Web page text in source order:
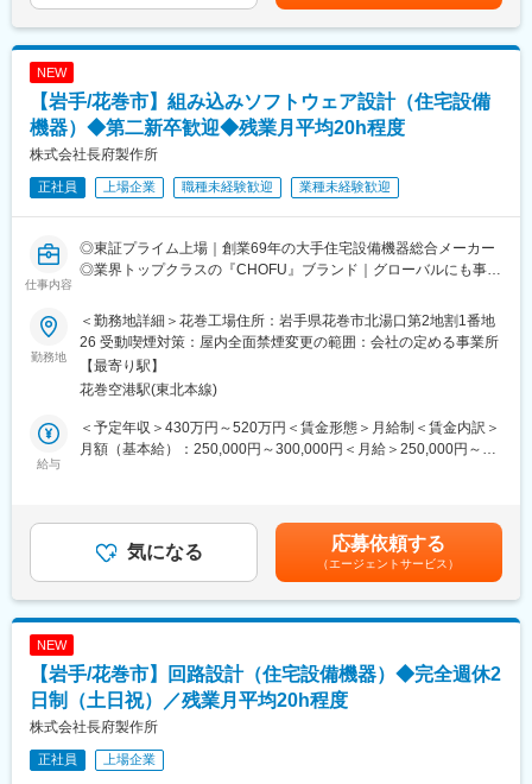
を3台ずつ設置。「事業場三役」の体制に取り組み、IDOMや中古
■組織構成：30代～40代後半中心に活躍中。9割が中途入社です。
『日本のガリバーから世界のIDOMへ』東証プライム上場でクルマ
買取実績、中古車販売実績共に業界トップクラスの会社です。
製造・販売する住宅設備機器総合メーカーです。ご経験に応じて
担当製品を決定いたします。
■充実した就業環境：
◎完全週休2日（土・日・祝）／リフレッシュ休暇制度（10日間
◎定着率が非常に高く、3年定着率は90％以上！
◎PC自動シャットダウン管理（許可なく夜間や休日にパソコンの
◎残業削減に力を入れており、ワークライフバランスを整えやす
い環境です
◎＜働き方改革関連認定企業＞やまぐち健康経営認定企業／誰も
が活躍できるやまぐちの企業
■当社について：
当社は69年の歴史を持つ住宅設備機器総合メーカーです。
や太陽熱温水器の分野では業界トップクラスのシェアを誇り、さ
らに成長を遂げています。
また近年は海外にもヒートポンプ式熱源機やガス給湯器の普及が
ります。月給(月額)は固定手当を含めた表記です。
NEW
【岩手/花巻市】組み込みソフトウェア設計（住宅設備
機器）◆第二新卒歓迎◆残業月平均20h程度
株式会社長府製作所
正社員 上場企業 職種未経験歓迎 業種未経験歓迎
仕事内容
◎東証プライム上場｜創業69年の大手住宅設備機器総合メーカー
◎業界トップクラスの『CHOFU』ブランド｜グローバルにも事業
◎充実の福利厚生｜賞与5.78カ月支給｜社員の定着率90％以上
■職務内容：
住宅設備機器の組み込みソフトウェア設計及び開発業務を担当し
ます。
製品の試作及び性能試験を含めご対応いただきます。
【製品例】
・空調機器：ヒートポンプ式熱源機/FF式温風暖房機/温水暖房シス
テム/石油ストーブ
・システム機器：システムバス/人工大理石浴槽/システムキッチン
製造・販売する住宅設備機器総合メーカーです。ご経験に応じて
担当製品を決定いたします。
■充実した就業環境：
◎完全週休2日（土・日・祝）／リフレッシュ休暇制度（10日間
勤務地
＜勤務地詳細＞花巻工場住所：岩手県花巻市北湯口第2地割1番地
26 受動喫煙対策：屋内全面禁煙変更の範囲：会社の定める事業所
【最寄り駅】
花巻空港駅(東北本線)
給与
＜予定年収＞430万円～520万円＜賃金形態＞月給制＜賃金内訳＞
月額（基本給）：250,000円～300,000円＜月給＞250,000円～
■35歳：年収570万円（月給32万円＋各種手当＋賞与2回）賃金は
あくまでも目安の金額であり、選考を通じて上下する可能性があ
ります。月給(月額)は固定手当を含めた表記です。
気になる 応募依頼する
（エージェントサービス）
NEW
【岩手/花巻市】回路設計（住宅設備機器）◆完全週休2
日制（土日祝）／残業月平均20h程度
株式会社長府製作所
正社員 上場企業